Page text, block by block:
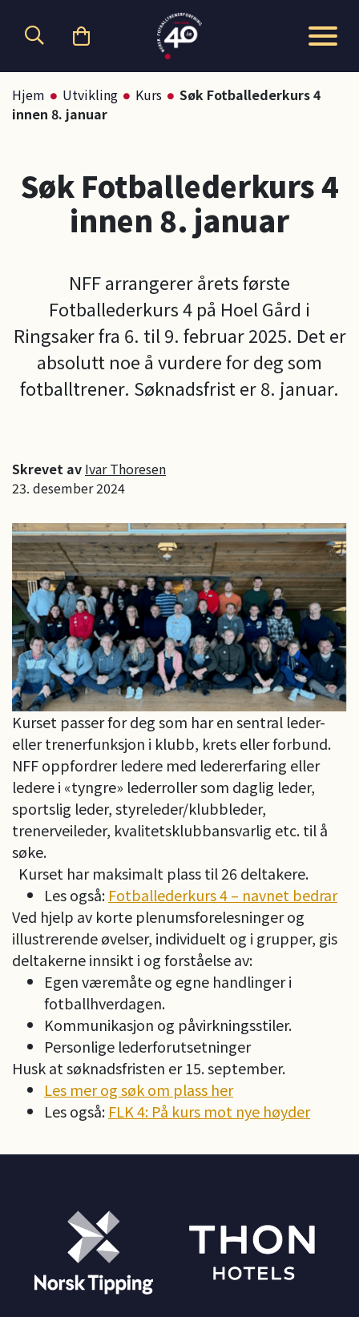
Hjem Utvikling Kurs
Søk Fotballederkurs 4
innen 8. januar
Søk Fotballederkurs 4
innen 8. januar
NFF arrangerer årets første
Fotballederkurs 4 på Hoel Gård i
Ringsaker fra 6. til 9. februar 2025. Det er
absolutt noe å vurdere for deg som
fotballtrener. Søknadsfrist er 8. januar.
Skrevet av Ivar Thoresen
23. desember 2024
Kurset passer for deg som har en sentral leder-
eller trenerfunksjon i klubb, krets eller forbund.
NFF oppfordrer ledere med ledererfaring eller
ledere i «tyngre» lederroller som daglig leder,
sportslig leder, styreleder/klubbleder,
trenerveileder, kvalitetsklubbansvarlig etc. til å
søke.
Kurset har maksimalt plass til 26 deltakere.
Les også: Fotballederkurs 4 – navnet bedrar
Ved hjelp av korte plenumsforelesninger og
illustrerende øvelser, individuelt og i grupper, gis
deltakerne innsikt i og forståelse av:
Egen væremåte og egne handlinger i
fotballhverdagen.
Kommunikasjon og påvirkningsstiler.
Personlige lederforutsetninger
Husk at søknadsfristen er 15. september.
Les mer og søk om plass her
Les også: FLK 4: På kurs mot nye høyder